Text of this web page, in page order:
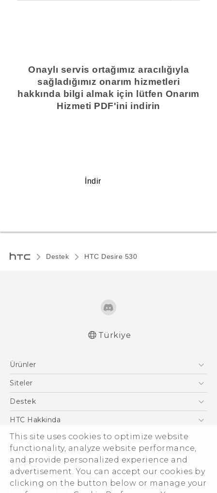
This site uses cookies to optimize website
functionality, analyze website performance,
and provide personalized experience and
advertisement. You can accept our cookies by
clicking on the button below or manage your
Onaylı servis ortağımız aracılığıyla
sağladığımız onarım hizmetleri
hakkında bilgi almak için lütfen Onarım
Hizmeti PDF'ini indirin
İndir
Destek HTC Desire 530‎
English - User manual
Türkiye
Ürünler
Akıllı Telefonlar
VIVE
Siteler
HTC Dev
Destek
Destek Merkezi
HTC Hakkinda
ESG
Yatırımcı (İNGİLİZCE)
Gizlilik Politikası
Ürün Güvenliği